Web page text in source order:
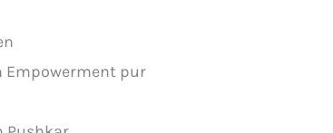
Empowerment pur